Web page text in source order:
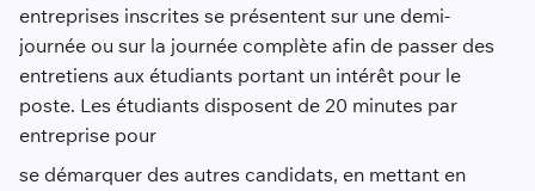
entreprises inscrites se présentent sur une demi-
journée ou sur la journée complète afin de passer des
entretiens aux étudiants portant un intérêt pour le
poste. Les étudiants disposent de 20 minutes par
entreprise pour
se démarquer des autres candidats, en mettant en